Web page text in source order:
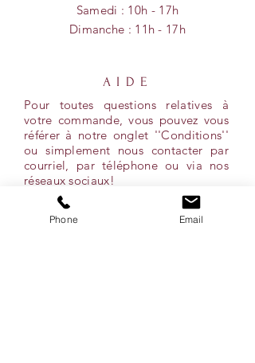
​Samedi : 10h - 17h
Dimanche : 11h - 17h
AIDE
Pour toutes questions relatives à
votre commande, vous pouvez vous
référer à notre onglet ''Conditions''
ou simplement nous contacter par
courriel, par téléphone ou via nos
réseaux sociaux!
Phone Email